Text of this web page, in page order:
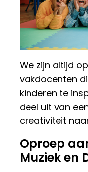
We zijn altijd
vakdocenten
kinderen te
deel uit van
creativiteit
Oproep
Muziek en